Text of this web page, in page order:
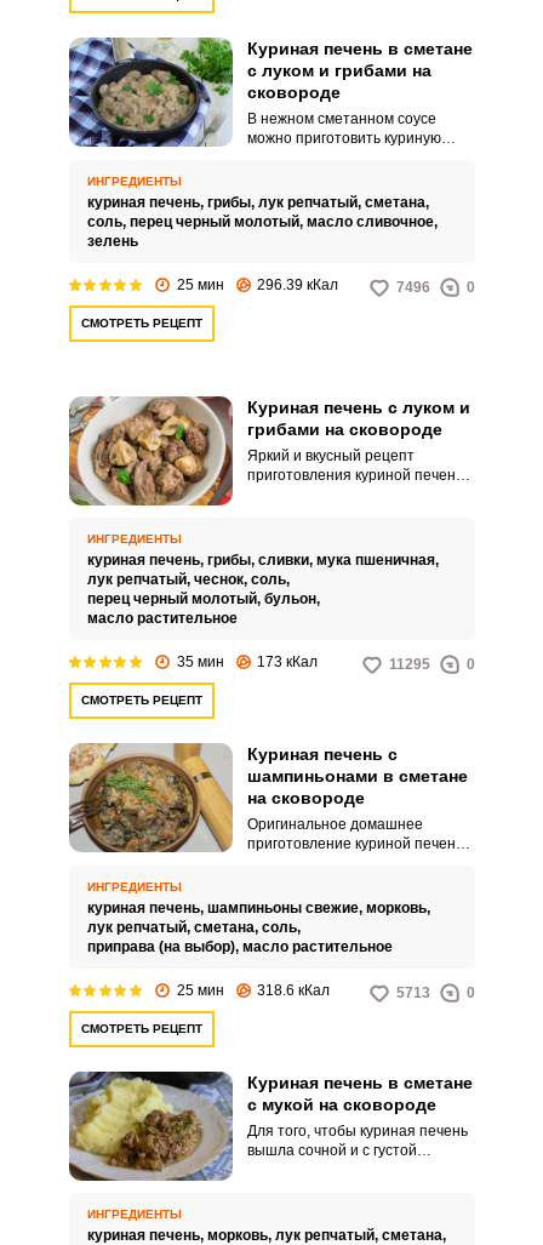
Куриная печень в сметане
с луком и грибами на
сковороде
В нежном сметанном соусе
можно приготовить куриную
быстрым процессом
приготовления и сочным вкусом.
ИНГРЕДИЕНТЫ
куриная печень, грибы, лук репчатый, сметана,
соль, перец черный молотый, масло сливочное,
зелень
25 мин 296.39 кКал 7496 0
СМОТРЕТЬ РЕЦЕПТ
Куриная печень с луком и
грибами на сковороде
Яркий и вкусный рецепт
приготовления куриной печени
ИНГРЕДИЕНТЫ
куриная печень, грибы, сливки, мука пшеничная,
лук репчатый, чеснок, соль,
перец черный молотый, бульон,
масло растительное
35 мин 173 кКал 11295 0
СМОТРЕТЬ РЕЦЕПТ
Куриная печень с
шампиньонами в сметане
на сковороде
Оригинальное домашнее
приготовление куриной печени
сытным, нежным и сочным по
вкусу.
ИНГРЕДИЕНТЫ
куриная печень, шампиньоны свежие, морковь,
лук репчатый, сметана, соль,
приправа (на выбор), масло растительное
25 мин 318.6 кКал 5713 0
СМОТРЕТЬ РЕЦЕПТ
Куриная печень в сметане
с мукой на сковороде
Для того, чтобы куриная печень
вышла сочной и с густой
домашние.
ИНГРЕДИЕНТЫ
куриная печень, морковь, лук репчатый, сметана,
Запомнить меня
ЕЩЕ НЕ ЗАРЕГИСТРИРОВАННЫ?